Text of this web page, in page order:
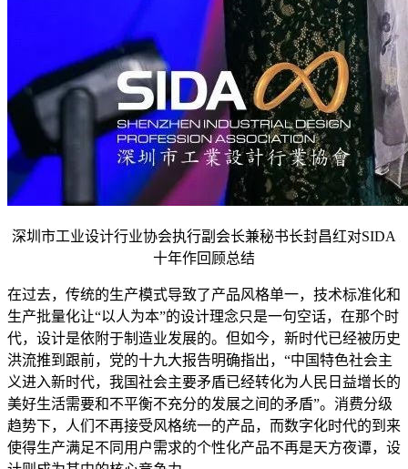
深圳市工业设计行业协会执行副会长兼秘书长封昌红对SIDA
十年作回顾总结
在过去，传统的生产模式导致了产品风格单一，技术标准化和
生产批量化让“以人为本”的设计理念只是一句空话，在那个时
代，设计是依附于制造业发展的。但如今，新时代已经被历史
洪流推到跟前，党的十九大报告明确指出，“中国特色社会主
义进入新时代，我国社会主要矛盾已经转化为人民日益增长的
美好生活需要和不平衡不充分的发展之间的矛盾”。消费分级
趋势下，人们不再接受风格统一的产品，而数字化时代的到来
使得生产满足不同用户需求的个性化产品不再是天方夜谭，设